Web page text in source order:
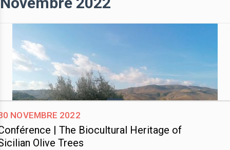
novembre 2022
| The Biocultural Heritage of
Olive Trees